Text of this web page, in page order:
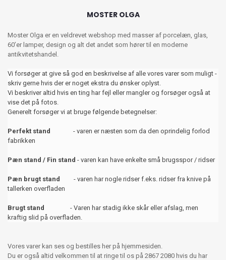
MOSTER OLGA
Moster Olga er en veldrevet webshop med masser af porcelæn, glas,
60’er lamper, design og alt det andet som hører til en moderne
antikvitetshandel.
Vi forsøger at give så god en beskrivelse af alle vores varer som muligt -
skriv gerne hvis der er noget ekstra du ønsker oplyst.
Vi beskriver altid hvis en ting har fejl eller mangler og forsøger også at
vise det på fotos.
Generelt forsøger vi at bruge følgende betegnelser:
Perfekt stand - varen er næsten som da den oprindelig forlod
fabrikken
Pæn stand / Fin stand - varen kan have enkelte små brugsspor / ridser
Pæn brugt stand
- varen har nogle ridser f.eks. ridser fra knive på
tallerken overfladen
Brugt stand
- Varen har stadig ikke skår eller afslag, men
kraftig slid på overfladen.
Vores varer kan ses og bestilles her på hjemmesiden.
Du er også altid velkommen til at ringe til os på 2867 2080 hvis du har